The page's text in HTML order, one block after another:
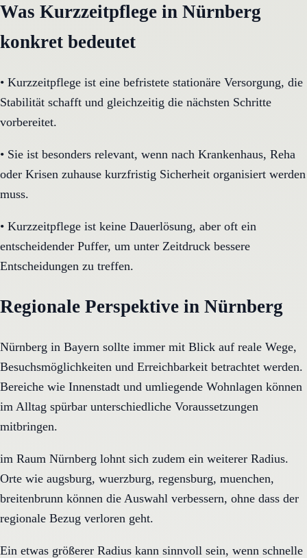
Was Kurzzeitpflege in Nürnberg
konkret bedeutet
• Kurzzeitpflege ist eine befristete stationäre Versorgung, die
Stabilität schafft und gleichzeitig die nächsten Schritte
vorbereitet.
• Sie ist besonders relevant, wenn nach Krankenhaus, Reha
oder Krisen zuhause kurzfristig Sicherheit organisiert werden
muss.
• Kurzzeitpflege ist keine Dauerlösung, aber oft ein
entscheidender Puffer, um unter Zeitdruck bessere
Entscheidungen zu treffen.
Regionale Perspektive in Nürnberg
Nürnberg in Bayern sollte immer mit Blick auf reale Wege,
Besuchsmöglichkeiten und Erreichbarkeit betrachtet werden.
Bereiche wie Innenstadt und umliegende Wohnlagen können
im Alltag spürbar unterschiedliche Voraussetzungen
mitbringen.
im Raum Nürnberg lohnt sich zudem ein weiterer Radius.
Orte wie augsburg, wuerzburg, regensburg, muenchen,
breitenbrunn können die Auswahl verbessern, ohne dass der
regionale Bezug verloren geht.
Ein etwas größerer Radius kann sinnvoll sein, wenn schnelle